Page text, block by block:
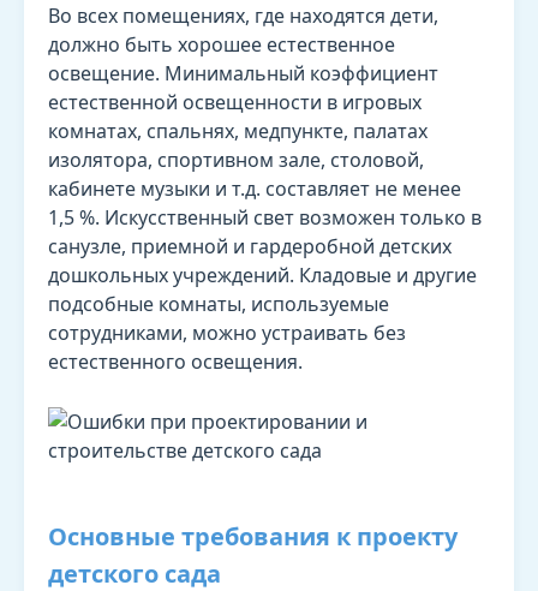
Во всех помещениях, где находятся дети,
должно быть хорошее естественное
освещение. Минимальный коэффициент
естественной освещенности в игровых
комнатах, спальнях, медпункте, палатах
изолятора, спортивном зале, столовой,
кабинете музыки и т.д. составляет не менее
1,5 %. Искусственный свет возможен только в
санузле, приемной и гардеробной детских
дошкольных учреждений. Кладовые и другие
подсобные комнаты, используемые
сотрудниками, можно устраивать без
естественного освещения.
Основные требования к проекту
детского сада